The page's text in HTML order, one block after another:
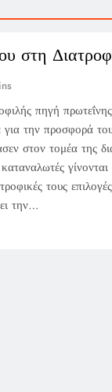
στη
πηγή πρωτεΐνης,
την προσφορά
στον τομέα της
τους
την…